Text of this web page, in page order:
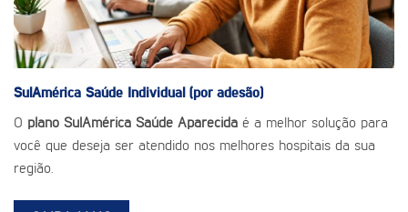
SulAmérica Saúde Individual (por adesão)
O plano SulAmérica Saúde Aparecida é a melhor solução para
você que deseja ser atendido nos melhores hospitais da sua
região.